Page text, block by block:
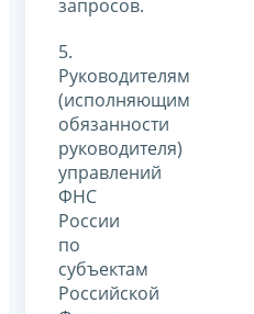
запросов.
5.
Руководителям
(исполняющим
обязанности
руководителя)
управлений
ФНС
России
по
субъектам
Российской